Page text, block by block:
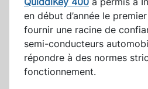
en début d’année le
fournir une racine de
semi-conducteurs
répondre à des normes
fonctionnement.